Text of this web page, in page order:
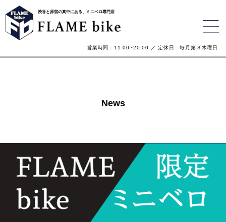
渋谷と原宿の真中にある、ミニベロ専門店
営業時間：11:00~20:00 ／ 定休日：毎月第３木曜日
News